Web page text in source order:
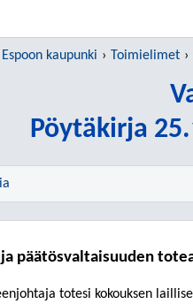
Espoon kaupunki Toimielimet
Pöytäkirja
päätösvaltaisuuden
totesi kokouksen